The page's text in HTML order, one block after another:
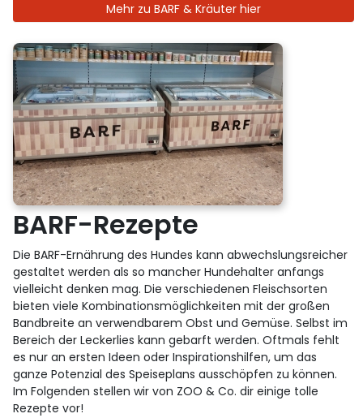
Mehr zu BARF & Kräuter hier
BARF-Rezepte
Die BARF-Ernährung des Hundes kann abwechslungsreicher
gestaltet werden als so mancher Hundehalter anfangs
vielleicht denken mag. Die verschiedenen Fleischsorten
bieten viele Kombinationsmöglichkeiten mit der großen
Bandbreite an verwendbarem Obst und Gemüse. Selbst im
Bereich der Leckerlies kann gebarft werden. Oftmals fehlt
es nur an ersten Ideen oder Inspirationshilfen, um das
ganze Potenzial des Speiseplans ausschöpfen zu können.
Im Folgenden stellen wir von ZOO & Co. dir einige tolle
Rezepte vor!